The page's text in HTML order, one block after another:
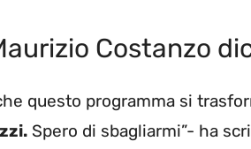
Costanzo
questo programma si
Spero di sbagliarmi”- ha